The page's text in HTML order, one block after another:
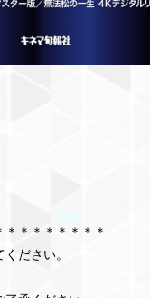
＊＊＊＊＊＊＊
ださい。